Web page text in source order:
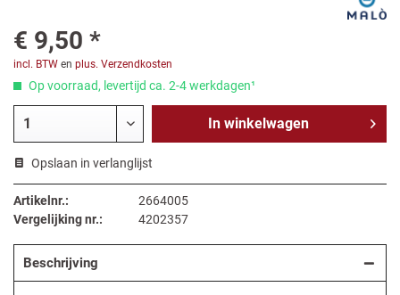
€ 9,50 *
incl. BTW en plus. Verzendkosten
Op voorraad, levertijd ca. 2-4 werkdagen¹
In winkelwagen
Opslaan in verlanglijst
Artikelnr.:
2664005
Vergelijking nr.:
4202357
Beschrijving